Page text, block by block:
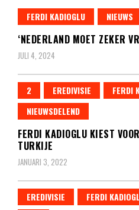
verzameld
FERDI KADIOGLU NIEUWS
‘NEDERLAND MOET ZEKER
JULI 4, 2024
2 EREDIVISIE
FERDI
NIEUWSDELEND
FERDI KADIOGLU KIEST
TURKIJE
JANUARI 3, 2022
EREDIVISIE FERDI